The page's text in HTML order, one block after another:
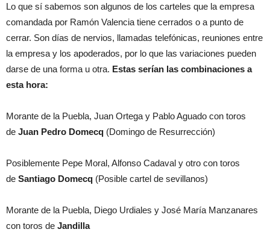
Lo que sí sabemos son algunos de los carteles que la empresa
comandada por Ramón Valencia tiene cerrados o a punto de
cerrar. Son días de nervios, llamadas telefónicas, reuniones entre
la empresa y los apoderados, por lo que las variaciones pueden
darse de una forma u otra. Estas serían las combinaciones a
esta hora:
Morante de la Puebla, Juan Ortega y Pablo Aguado con toros
de Juan Pedro Domecq (Domingo de Resurrección)
Posiblemente Pepe Moral, Alfonso Cadaval y otro con toros
de Santiago Domecq (Posible cartel de sevillanos)
Morante de la Puebla, Diego Urdiales y José María Manzanares
con toros de Jandilla